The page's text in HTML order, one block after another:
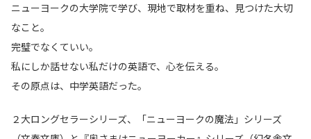
ニューヨークの大学院で学び、現地で取材を重ね、見つけた大切
なこと。
完璧でなくていい。
私にしか話せない私だけの英語で、心を伝える。
その原点は、中学英語だった。
２大ロングセラーシリーズ、「ニューヨークの魔法」シリーズ